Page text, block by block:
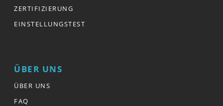
ZERTIFIZIERUNG
EINSTELLUNGSTEST
ÜBER UNS
ÜBER UNS
FAQ